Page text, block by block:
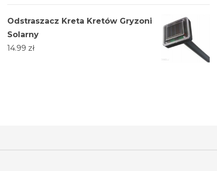
Odstraszacz Kreta Kretów Gryzoni
Solarny
14.99 zł